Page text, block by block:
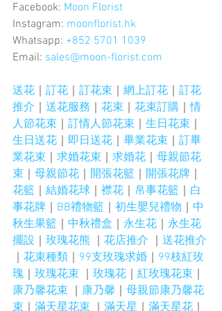
Facebook: Moon Florist
Instagram: moonflorist.hk
Whatsapp: +852 5701 1039
Email: sales@moon-florist.com
送花 訂花 訂花束 網上訂花
訂花
推介
送花服務 花束 花束訂購 ｜情
人節花束
訂情人節花束 生日花束
生日送花
即日送花 畢業花束
訂畢
業花束
求婚花束 求婚花
母親節花
束
母親節花 開張花籃 開張花牌
花籃
結婚花球 襟花 帛事花籃
白
事花牌
BB禮物籃 初生嬰兒禮物
中
秋生果籃
中秋禮盒 永生花
永生花
擺設
玫瑰花熊 花店推介
送花推介
花束種類 99支玫瑰求婚
99枝紅玫
瑰
玫瑰花束 玫瑰花 紅玫瑰花束
康乃馨花束
康乃馨
母親節康乃馨花
束
滿天星花束 滿天星 滿天星花